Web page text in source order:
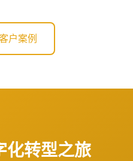
户案例
化转型之旅